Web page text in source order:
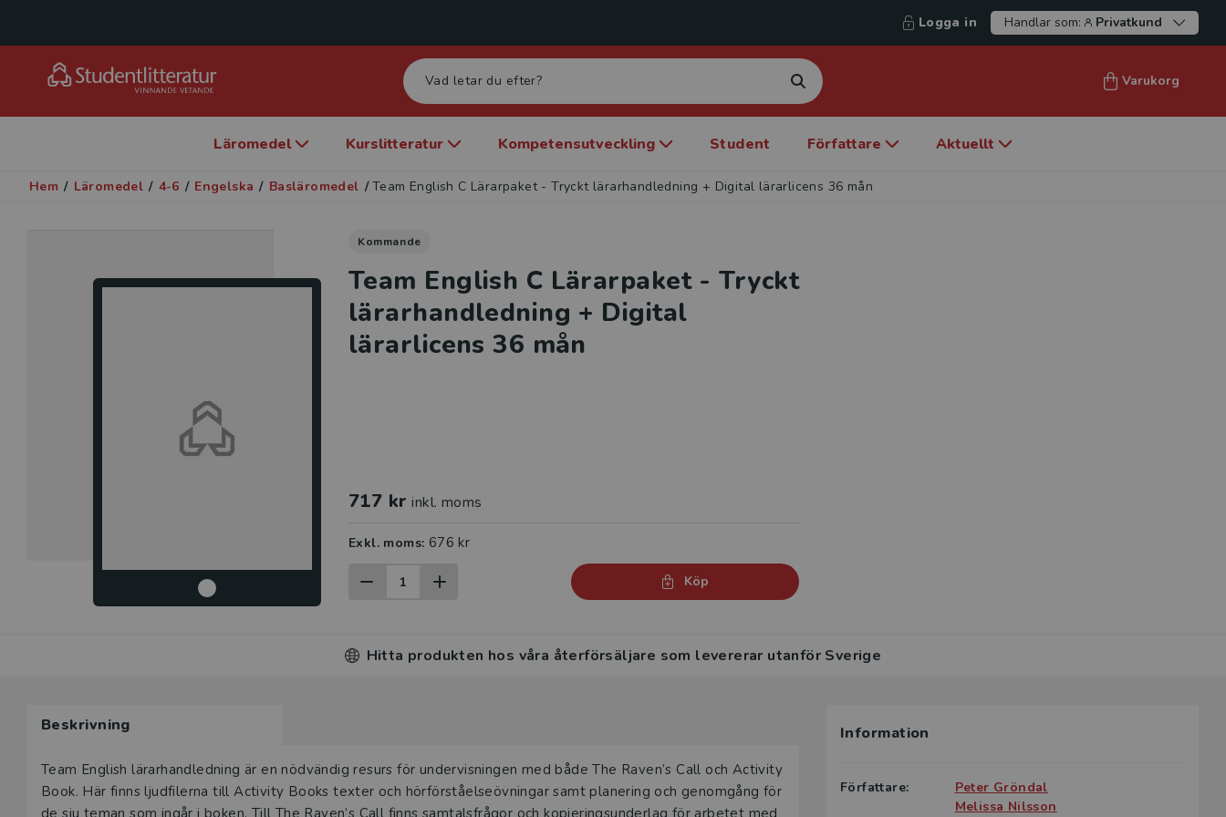
Logga in Handlar som: Privatkund
Varukorg
Läromedel Kurslitteratur Kompetensutveckling Student Författare Aktuellt
Hem / Läromedel / 4-6 / Engelska / Basläromedel / Team English C Lärarpaket - Tryckt lärarhandledning + Digital lärarlicens 36 mån
Kommande
Team English C Lärarpaket - Tryckt
lärarhandledning + Digital
lärarlicens 36 mån
717 kr inkl. moms
Exkl. moms: 676 kr
Köp
Hitta produkten hos våra återförsäljare som levererar utanför Sverige
Beskrivning
Beskrivning
Team English lärarhandledning är en nödvändig resurs för undervisningen med både The Raven’s Call och Activity
Book. Här finns ljudfilerna till Activity Books texter och hörförståelseövningar samt planering och genomgång för
Information
Författare:
Peter Gröndal
Melissa Nilsson